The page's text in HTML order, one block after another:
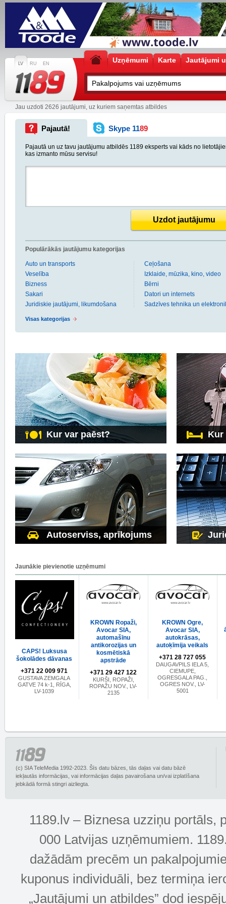
LV RU EN Uzņēmumi Karte Jautājumi
Jau uzdoti 2626 jautājumi, uz kuriem saņemtas atbildes
Pajautā! Skype 1189
Pajautā un uz tavu jautājumu atbildēs 1189 eksperts vai kāds no
kas izmanto mūsu servisu!
Uzdot jautājumu
Populārākās jautājumu kategorijas
Auto un transports
Veselība
Bizness
Sakari
Juridiskie jautājumi, likumdošana
Ceļošana
Izklaide, mūzika, kino, video
Bērni
Datori un internets
Sadzīves tehnika un
Visas kategorijas
Kur var paēst? Kur
Autoserviss, aprīkojums
Jaunākie pievienotie uzņēmumi
CAPS! Luksusa
šokolādes dāvanas
+371 22 009 971
GUSTAVA ZEMGALA
GATVE 74 k-1, RĪGA,
LV-1039
KROWN Ropaži,
Avocar SIA,
automašīnu
antikorozijas un
kosmētiskā
apstrāde
+371 29 427 122
KURŠI, ROPAŽI,
ROPAŽU NOV., LV-
2135
KROWN Ogre,
Avocar SIA,
autokrāsas,
autoķīmija veikals
+371 28 727 055
DAUGAVPILS IELA 5,
CIEMUPE,
OGRESGALA PAG.,
OGRES NOV., LV-
5001
(c) SIA TeleMedia 1992-2023. Šīs datu bāzes, tās daļas vai datu bāzē
iekļautās informācijas, vai informācijas daļas pavairošana un/vai izplatīšana
jebkādā formā stingri aizliegta.
1189.lv – Biznesa uzziņu portāls,
000 Latvijas uzņēmumiem.
dažādām precēm un
kuponus individuāli, bez termiņa
„Jautājumi un atbildes” dod